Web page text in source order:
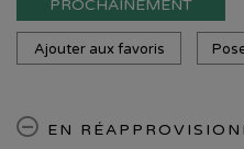
PROCHAINEMENT
Ajouter aux favoris
EN